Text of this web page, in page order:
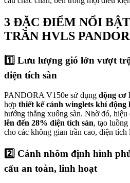
3 ĐẶC ĐIỂM NỔI
TRẦN HVLS
1️⃣ Lưu lượng gió lớn vượt
diện tích sàn
PANDORA V150e sử dụng động cơ
hợp thiết kế cánh winglets khí động
hướng thẳng xuống sàn. Nhờ đó,
lên đến 28% diện tích sàn, tạo
cho các không gian trần cao, diện tích
2️⃣ Cánh nhôm định hình
cấu an toàn, linh hoạt